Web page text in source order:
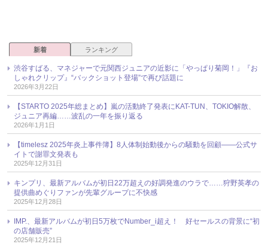
新着 ランキング
渋谷すばる、マネジャーで元関西ジュニアの近影に「やっぱり菊岡！」『お
しゃれクリップ』“バックショット登場”で再び話題に
2026年3月22日
【STARTO 2025年総まとめ】嵐の活動終了発表にKAT-TUN、TOKIO解散、
ジュニア再編……波乱の一年を振り返る
2026年1月1日
【timelesz 2025年炎上事件簿】8人体制始動後からの騒動を回顧――公式サ
イトで謝罪文発表も
2025年12月31日
キンプリ、最新アルバムが初日22万超えの好調発進のウラで……狩野英孝の
提供曲めぐりファンが先輩グループに不快感
2025年12月28日
IMP.、最新アルバムが初日5万枚でNumber_i超え！ 好セールスの背景に“初
の店舗販売”
2025年12月21日